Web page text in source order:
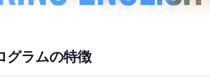
グラムの特徴